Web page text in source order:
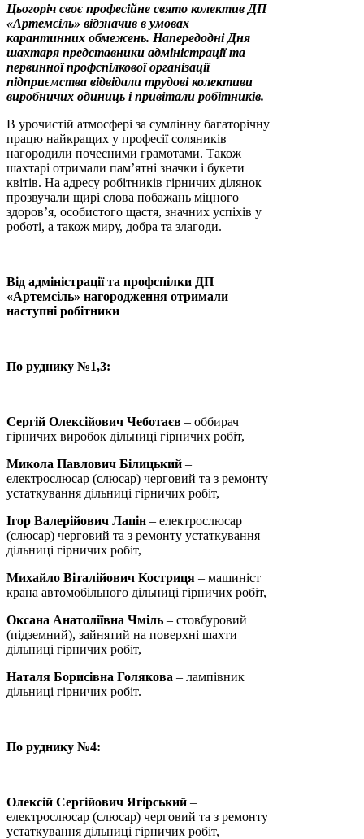
Цьогоріч своє професійне свято колектив ДП
«Артемсіль» відзначив в умовах
карантинних обмежень. Напередодні Дня
шахтаря представники адміністрації та
первинної профспілкової організації
підприємства відвідали трудові колективи
виробничих одиниць і привітали робітників.
В урочистій атмосфері за сумлінну багаторічну
працю найкращих у професії соляників
нагородили почесними грамотами. Також
шахтарі отримали пам’ятні значки і букети
квітів. На адресу робітників гірничих ділянок
прозвучали щирі слова побажань міцного
здоров’я, особистого щастя, значних успіхів у
роботі, а також миру, добра та злагоди.
Від адміністрації та профспілки ДП
«Артемсіль» нагородження отримали
наступні робітники
По руднику №1,3:
Сергій Олексійович Чеботаєв – оббирач
гірничих виробок дільниці гірничих робіт,
Микола Павлович Білицький –
електрослюсар (слюсар) черговий та з ремонту
устаткування дільниці гірничих робіт,
Ігор Валерійович Лапін – електрослюсар
(слюсар) черговий та з ремонту устаткування
дільниці гірничих робіт,
Михайло Віталійович Костриця – машиніст
крана автомобільного дільниці гірничих робіт,
Оксана Анатоліївна Чміль – стовбуровий
(підземний), зайнятий на поверхні шахти
дільниці гірничих робіт,
Наталя Борисівна Голякова – лампівник
дільниці гірничих робіт.
По руднику №4:
Олексій Сергійович Ягірський –
електрослюсар (слюсар) черговий та з ремонту
устаткування дільниці гірничих робіт,